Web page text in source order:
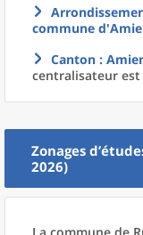
commune d'
Canton :
centralisateur est
Zonages
2026)